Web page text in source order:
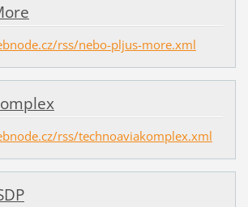
rss/nebo-pljus-more.xml
rss/technoaviakomplex.xml